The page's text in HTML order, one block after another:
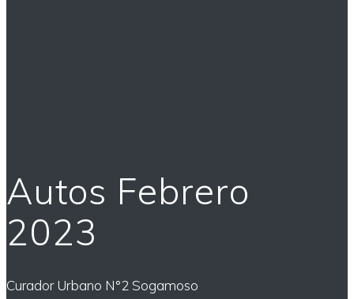
Autos Febrero
2023
Curador Urbano N°2 Sogamoso